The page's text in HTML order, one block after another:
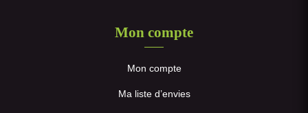
Mon compte
Mon compte
Ma liste d’envies